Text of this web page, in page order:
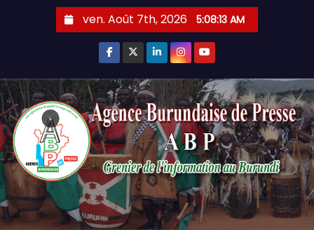
ven. Août 7th, 2026 5:08:14 AM